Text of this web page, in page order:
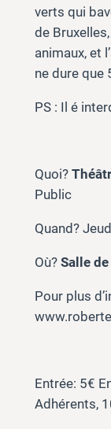
verts qui
de
animaux, et
ne dure que
PS : Il é
Quoi?
Public
Quand?
Où? Salle
Pour plus
Entrée: 5€
Adhérents,